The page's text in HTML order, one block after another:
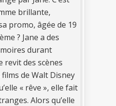
brillante,
promo, âgée de 19
? Jane a des
durant
revit des scènes
de Walt Disney
« rêve », elle fait
Alors qu’elle